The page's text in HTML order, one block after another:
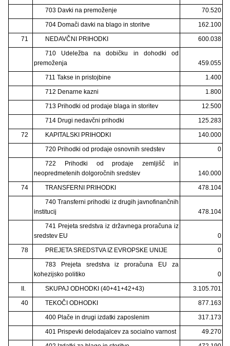
703 Davki na premoženje
70.520
704 Domači davki na blago in storitve
162.100
71
NEDAVČNI PRIHODKI
600.038
710 Udeležba na dobičku in dohodki od
premoženja
459.055
711 Takse in pristojbine
1.400
712 Denarne kazni
1.800
713 Prihodki od prodaje blaga in storitev
12.500
714 Drugi nedavčni prihodki
125.283
72
KAPITALSKI PRIHODKI
140.000
720 Prihodki od prodaje osnovnih sredstev
0
722 Prihodki od prodaje zemljišč in
neopredmetenih dolgoročnih sredstev
140.000
74
TRANSFERNI PRIHODKI
478.104
740 Transferni prihodki iz drugih javnofinančnih
institucij
478.104
741 Prejeta sredstva iz državnega proračuna iz
sredstev EU
0
78
PREJETA SREDSTVA IZ EVROPSKE UNIJE
0
783 Prejeta sredstva iz proračuna EU za
kohezijsko politiko
0
II.
SKUPAJ ODHODKI (40+41+42+43)
3.105.701
40
TEKOČI ODHODKI
877.163
400 Plače in drugi izdatki zaposlenim
317.173
401 Prispevki delodajalcev za socialno varnost
49.270